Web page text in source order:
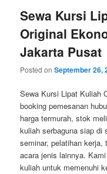
Sewa Kursi
Original
Jakarta Pusat
Posted onSeptember 26,
Sewa Kursi Lipat Kuliah
booking pemesanan
harga termurah, stok
kuliah serbaguna siap di
seminar, pelatihan kerja,
acara jenis lainnya.
kuliah untuk memenuhi